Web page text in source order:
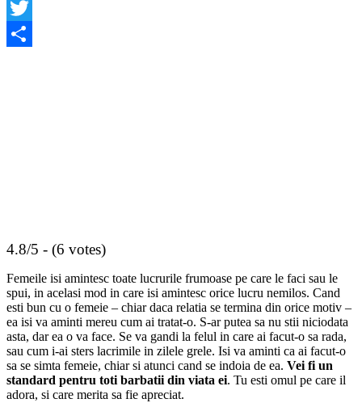
Facebook
Twitter
4.8/5 - (6 votes)
Femeile isi amintesc toate lucrurile frumoase pe care le faci sau le
spui, in acelasi mod in care isi amintesc orice lucru nemilos. Cand
esti bun cu o femeie – chiar daca relatia se termina din orice motiv –
ea isi va aminti mereu cum ai tratat-o. S-ar putea sa nu stii niciodata
asta, dar ea o va face. Se va gandi la felul in care ai facut-o sa rada,
sau cum i-ai sters lacrimile in zilele grele. Isi va aminti ca ai facut-o
sa se simta femeie, chiar si atunci cand se indoia de ea. Vei fi un
standard pentru toti barbatii din viata ei. Tu esti omul pe care il
adora, si care merita sa fie apreciat.